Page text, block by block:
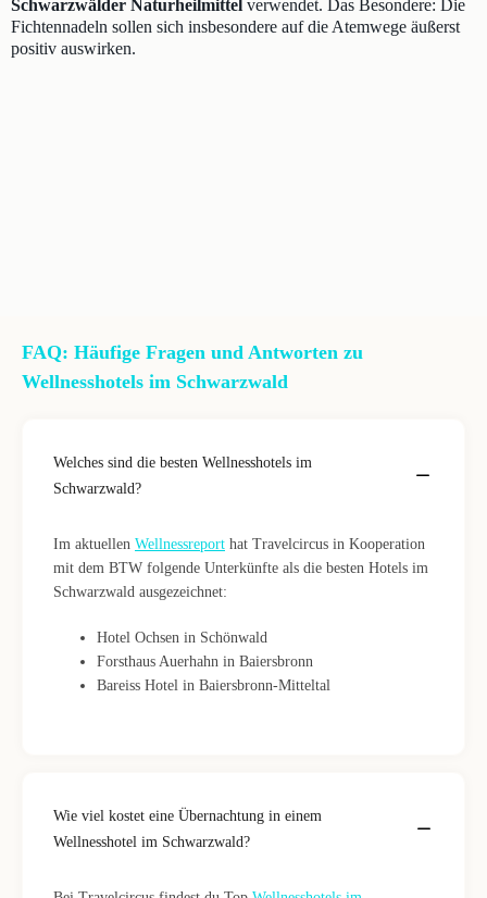
Schwarzwälder Naturheilmittel verwendet. Das Besondere: Die
Fichtennadeln sollen sich insbesondere auf die Atemwege äußerst
positiv auswirken.
FAQ: Häufige Fragen und Antworten zu
Wellnesshotels im Schwarzwald
Welches sind die besten Wellnesshotels im
Schwarzwald?
Im aktuellen Wellnessreport hat Travelcircus in Kooperation
mit dem BTW folgende Unterkünfte als die besten Hotels im
Schwarzwald ausgezeichnet:
Hotel Ochsen in Schönwald
Forsthaus Auerhahn in Baiersbronn
Bareiss Hotel in Baiersbronn-Mitteltal
Wie viel kostet eine Übernachtung in einem
Wellnesshotel im Schwarzwald?